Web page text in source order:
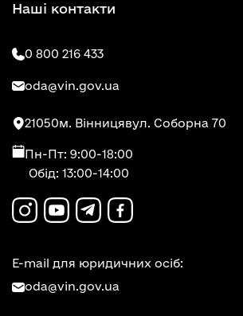
Наші контакти
0 800 216 433
oda@vin.gov.ua
21050м. Вінницявул. Соборна 70
Пн-Пт: 9:00-18:00
Обід: 13:00-14:00
E-mail для юридичних осіб:
oda@vin.gov.ua